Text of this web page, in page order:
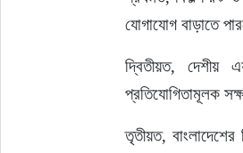
যোগাযোগ বাড়াতে
দ্বিতীয়ত, দেশীয়
প্রতিযোগিতামূলক
তৃতীয়ত,